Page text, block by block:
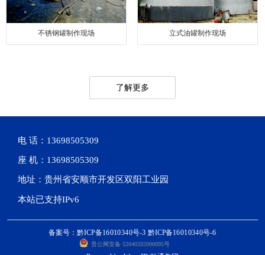
不锈钢罐制作现场 立式油罐制作现场
了解更多
电 话：13698505309
座 机：13698505309
地址：贵州省安顺市开发区双阳工业园
本站已支持IPv6
备案号：黔ICP备16010340号-3 黔ICP备16010340号-6
贵公网安备 52040202000095号